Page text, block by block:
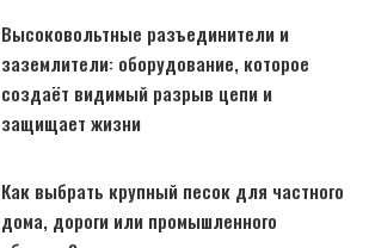
Высоковольтные разъединители и
заземлители: оборудование, которое
создаёт видимый разрыв цепи и
защищает жизни
Как выбрать крупный песок для частного
дома, дороги или промышленного